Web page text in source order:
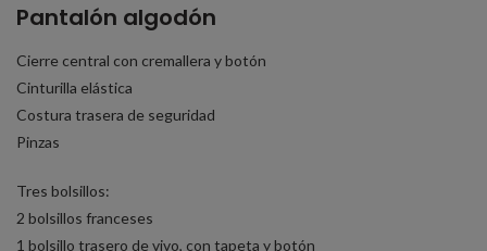
Pantalón algodón
Cierre central con cremallera y botón
Cinturilla elástica
Costura trasera de seguridad
Pinzas
Tres bolsillos:
2 bolsillos franceses
1 bolsillo trasero de vivo, con tapeta y botón